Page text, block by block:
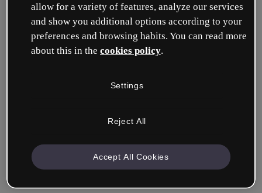
Iniciar sessão
Inicie sessão com o Google
Mantenha-me conectado Esqueceu sua senha?
allow for a variety of features, analyze our services
and show you additional options according to your
preferences and browsing habits. You can read more
about this in the cookies policy.
Settings
Reject All
Accept All Cookies